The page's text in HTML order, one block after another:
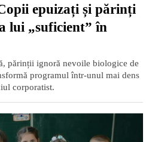
epuizați și părinți
lui „suficient” în
părinții ignoră nevoile biologice de
programul într-unul mai dens
corporatist.